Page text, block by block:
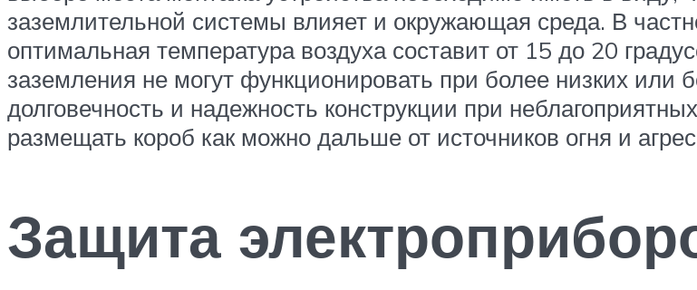
заземлительной системы влияет и окружающая среда. В
оптимальная температура воздуха составит от 15 до 20
заземления не могут функционировать при более низких или
долговечность и надежность конструкции при
размещать короб как можно дальше от источников огня и
Защита